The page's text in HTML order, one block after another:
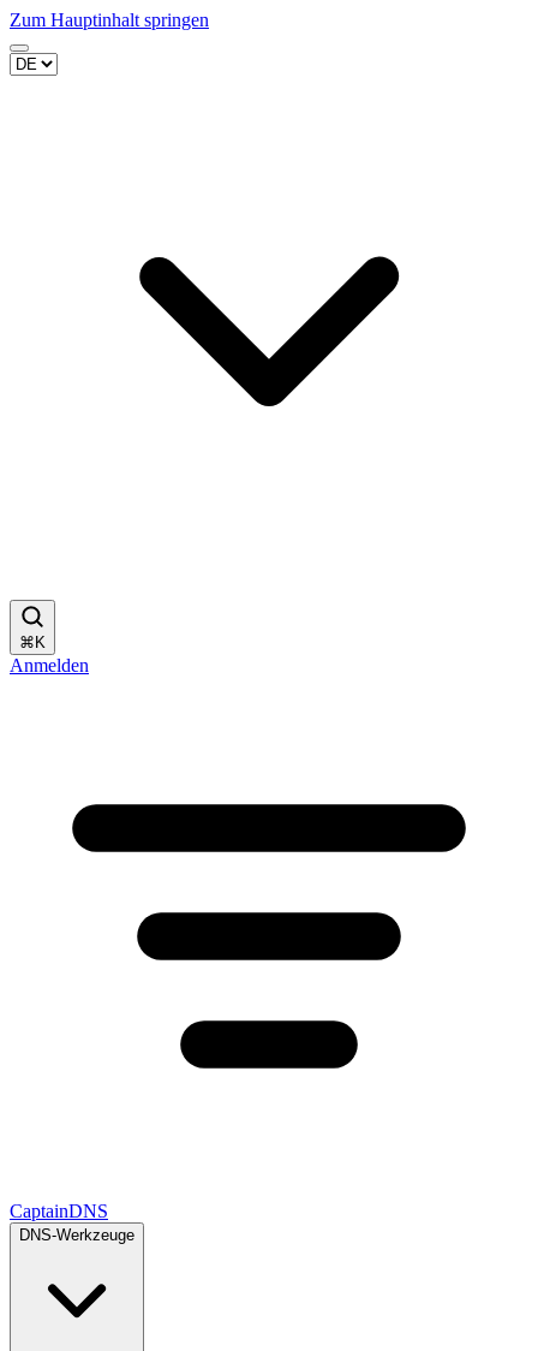
Zum Hauptinhalt springen
⌘ K
Anmelden
CaptainDNS
DNS-Werkzeuge